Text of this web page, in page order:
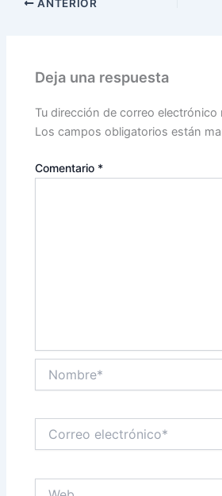
ANTERIOR
Deja una respuesta
Tu dirección de correo electrónico
Los campos obligatorios están
Comentario *
electrónico*